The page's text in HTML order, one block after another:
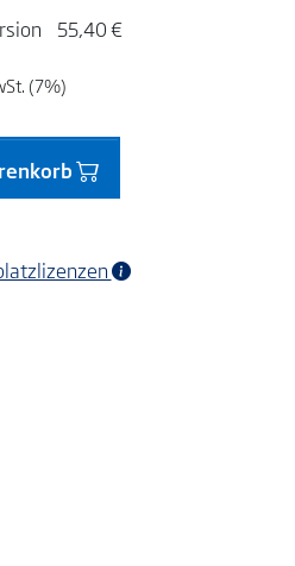
55,40 €
(7%)